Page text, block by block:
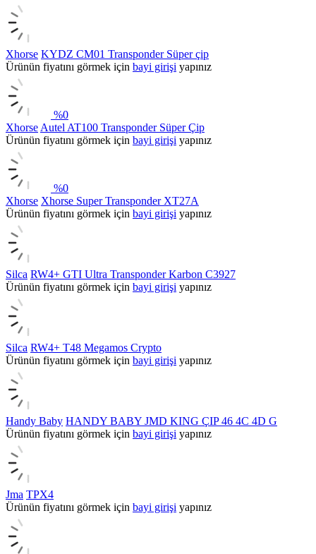
Xhorse KYDZ CM01 Transponder Süper çip
Ürünün fiyatını görmek için bayi girişi yapınız
%0
Xhorse Autel AT100 Transponder Süper Çip
Ürünün fiyatını görmek için bayi girişi yapınız
%0
Xhorse Xhorse Super Transponder XT27A
Ürünün fiyatını görmek için bayi girişi yapınız
Silca RW4+ GTI Ultra Transponder Karbon C3927
Ürünün fiyatını görmek için bayi girişi yapınız
Silca RW4+ T48 Megamos Crypto
Ürünün fiyatını görmek için bayi girişi yapınız
Handy Baby HANDY BABY JMD KING ÇIP 46 4C 4D G
Ürünün fiyatını görmek için bayi girişi yapınız
Jma TPX4
Ürünün fiyatını görmek için bayi girişi yapınız